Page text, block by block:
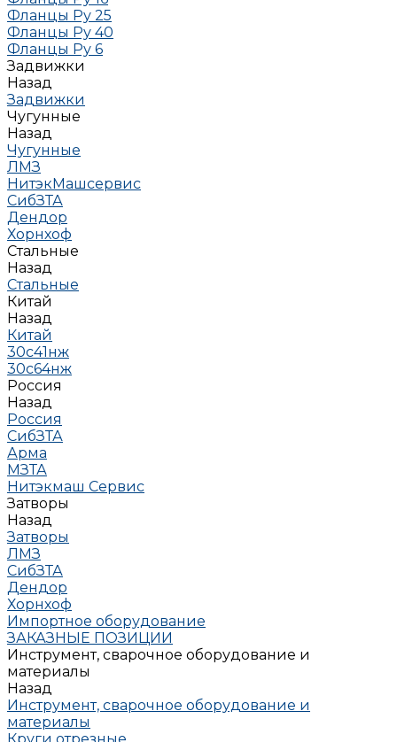
Фланцы Ру 25
Фланцы Ру 40
Фланцы Ру 6
Задвижки
Назад
Задвижки
Чугунные
Назад
Чугунные
ЛМЗ
НитэкМашсервис
СибЗТА
Дендор
Хорнхоф
Стальные
Назад
Стальные
Китай
Назад
Китай
30с41нж
30с64нж
Россия
Назад
Россия
СибЗТА
Арма
МЗТА
Нитэкмаш Сервис
Затворы
Назад
Затворы
ЛМЗ
СибЗТА
Дендор
Хорнхоф
Импортное оборудование
ЗАКАЗНЫЕ ПОЗИЦИИ
Инструмент, сварочное оборудование и
материалы
Назад
Инструмент, сварочное оборудование и
материалы